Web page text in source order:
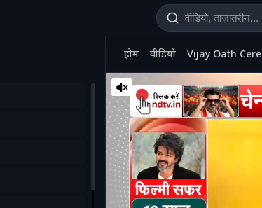
होम वीडियो Vijay Oath